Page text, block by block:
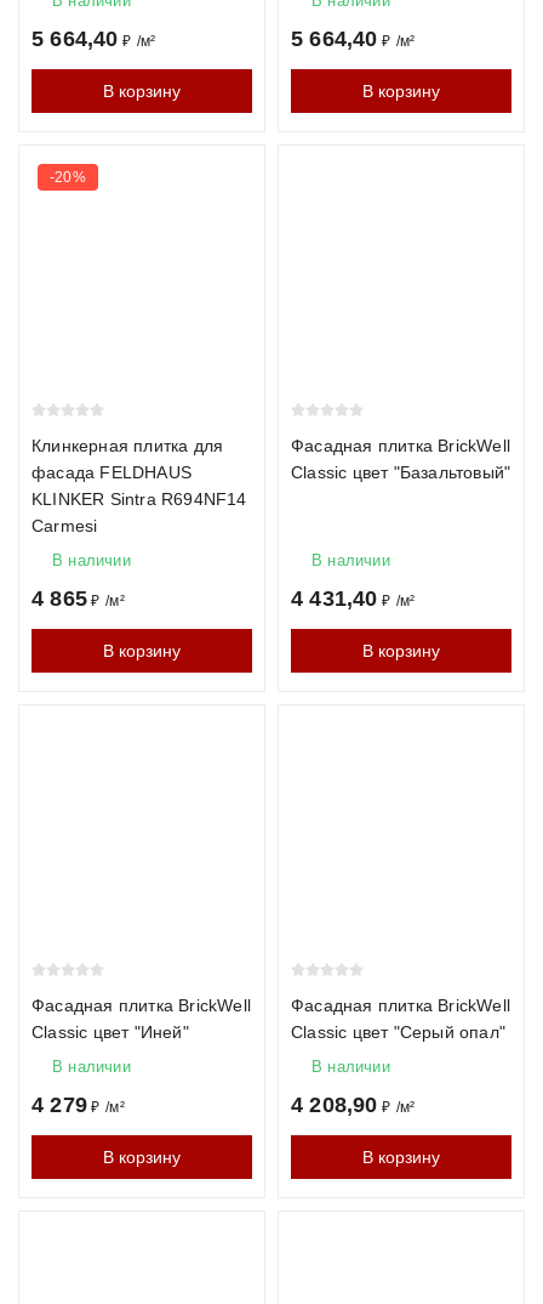
Почему стоит купить кирпич у нас
минут.
5 664,40 ₽ /м²
В корзину
5 664,40 ₽ /м²
В корзину
-20%
Клинкерная плитка для
фасада FELDHAUS
KLINKER Sintra R694NF14
Carmesi
В наличии
4 865 ₽ /м²
В корзину
Фасадная плитка BrickWell
Classic цвет "Базальтовый"
В наличии
4 431,40 ₽ /м²
В корзину
Фасадная плитка BrickWell
Classic цвет "Иней"
В наличии
4 279 ₽ /м²
В корзину
Фасадная плитка BrickWell
Classic цвет "Серый опал"
В наличии
4 208,90 ₽ /м²
В корзину